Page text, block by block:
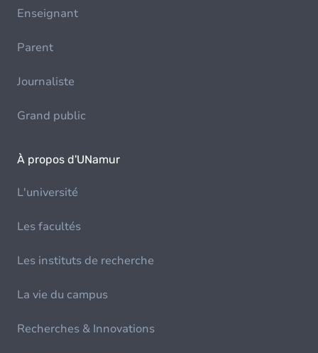
Enseignant
Parent
Journaliste
Grand public
À propos d'UNamur
L'université
Les facultés
Les instituts de recherche
La vie du campus
Recherches & Innovations